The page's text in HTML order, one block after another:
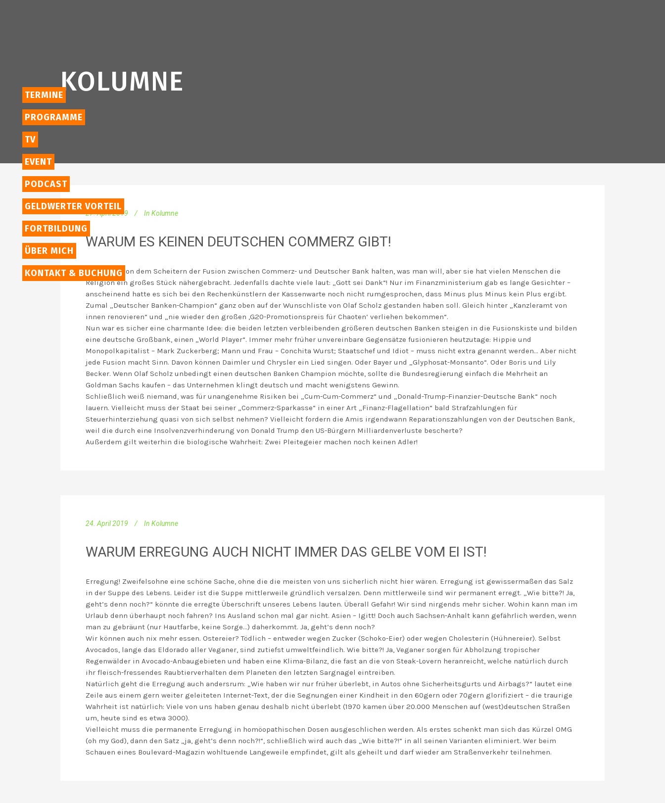
TERMINE
PROGRAMME
TV
EVENT
PODCAST
GELDWERTER VORTEIL
FORTBILDUNG
ÜBER MICH
KONTAKT & BUCHUNG
KOLUMNE
27. April 2019 In Kolumne
WARUM ES KEINEN DEUTSCHEN COMMERZ GIBT!
Man kann von dem Scheitern der Fusion zwischen Commerz- und Deutscher Bank halten, was man will, aber sie hat vielen Menschen die
Religion ein großes Stück nähergebracht. Jedenfalls dachte viele laut: „Gott sei Dank“! Nur im Finanzministerium gab es lange Gesichter –
anscheinend hatte es sich bei den Rechenkünstlern der Kassenwarte noch nicht rumgesprochen, dass Minus plus Minus kein Plus ergibt.
Zumal „Deutscher Banken-Champion“ ganz oben auf der Wunschliste von Olaf Scholz gestanden haben soll. Gleich hinter „Kanzleramt von
innen renovieren“ und „nie wieder den großen ,G20-Promotionspreis für Chaoten‘ verliehen bekommen“.
Nun war es sicher eine charmante Idee: die beiden letzten verbleibenden größeren deutschen Banken steigen in die Fusionskiste und bilden
eine deutsche Großbank, einen „World Player“. Immer mehr früher unvereinbare Gegensätze fusionieren heutzutage: Hippie und
Monopolkapitalist – Mark Zuckerberg; Mann und Frau – Conchita Wurst; Staatschef und Idiot – muss nicht extra genannt werden… Aber nicht
jede Fusion macht Sinn. Davon können Daimler und Chrysler ein Lied singen. Oder Bayer und „Glyphosat-Monsanto“. Oder Boris und Lily
Becker. Wenn Olaf Scholz unbedingt einen deutschen Banken Champion möchte, sollte die Bundesregierung einfach die Mehrheit an
Goldman Sachs kaufen – das Unternehmen klingt deutsch und macht wenigstens Gewinn.
Schließlich weiß niemand, was für unangenehme Risiken bei „Cum-Cum-Commerz“ und „Donald-Trump-Finanzier-Deutsche Bank“ noch
lauern. Vielleicht muss der Staat bei seiner „Commerz-Sparkasse“ in einer Art „Finanz-Flagellation“ bald Strafzahlungen für
Steuerhinterziehung quasi von sich selbst nehmen? Vielleicht fordern die Amis irgendwann Reparationszahlungen von der Deutschen Bank,
weil die durch eine Insolvenzverhinderung von Donald Trump den US-Bürgern Milliardenverluste bescherte?
Außerdem gilt weiterhin die biologische Wahrheit: Zwei Pleitegeier machen noch keinen Adler!
24. April 2019 In Kolumne
WARUM ERREGUNG AUCH NICHT IMMER DAS GELBE VOM EI IST!
Erregung! Zweifelsohne eine schöne Sache, ohne die die meisten von uns sicherlich nicht hier wären. Erregung ist gewissermaßen das Salz
in der Suppe des Lebens. Leider ist die Suppe mittlerweile gründlich versalzen. Denn mittlerweile sind wir permanent erregt. „Wie bitte?! Ja,
geht’s denn noch?“ könnte die erregte Überschrift unseres Lebens lauten. Überall Gefahr! Wir sind nirgends mehr sicher. Wohin kann man im
Urlaub denn überhaupt noch fahren? Ins Ausland schon mal gar nicht. Asien – Igitt! Doch auch Sachsen-Anhalt kann gefährlich werden, wenn
man zu gebräunt (nur Hautfarbe, keine Sorge…) daherkommt. Ja, geht’s denn noch?
Wir können auch nix mehr essen. Ostereier? Tödlich – entweder wegen Zucker (Schoko-Eier) oder wegen Cholesterin (Hühnereier). Selbst
Avocados, lange das Eldorado aller Veganer, sind zutiefst umweltfeindlich. Wie bitte?! Ja, Veganer sorgen für Abholzung tropischer
Regenwälder in Avocado-Anbaugebieten und haben eine Klima-Bilanz, die fast an die von Steak-Lovern heranreicht, welche natürlich durch
ihr fleisch-fressendes Raubtierverhalten dem Planeten den letzten Sargnagel eintreiben.
Natürlich geht die Erregung auch andersrum: „Wie haben wir nur früher überlebt, in Autos ohne Sicherheitsgurts und Airbags?“ lautet eine
Zeile aus einem gern weiter geleiteten Internet-Text, der die Segnungen einer Kindheit in den 60gern oder 70gern glorifiziert – die traurige
Wahrheit ist natürlich: Viele von uns haben genau deshalb nicht überlebt (1970 kamen über 20.000 Menschen auf (west)deutschen Straßen
um, heute sind es etwa 3000).
Vielleicht muss die permanente Erregung in homöopathischen Dosen ausgeschlichen werden. Als erstes schenkt man sich das Kürzel OMG
(oh my God), dann den Satz „ja, geht’s denn noch?!“, schließlich wird auch das „Wie bitte?!“ in all seinen Varianten eliminiert. Wer beim
Schauen eines Boulevard-Magazin wohltuende Langeweile empfindet, gilt als geheilt und darf wieder am Straßenverkehr teilnehmen.